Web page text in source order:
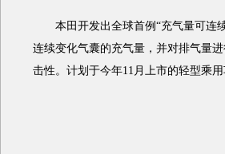
本田开发出全球首例“充气量可连续
连续变化气囊的充气量，并对排气量
击性。计划于今年11月上市的轻型乘